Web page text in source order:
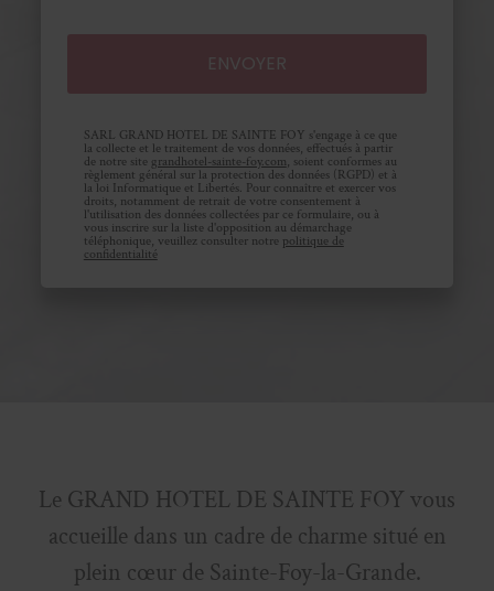
SARL GRAND HOTEL DE SAINTE FOY s'engage à ce que
la collecte et le traitement de vos données, effectués à partir
de notre site grandhotel-sainte-foy.com, soient conformes au
règlement général sur la protection des données (RGPD) et à
la loi Informatique et Libertés. Pour connaître et exercer vos
droits, notamment de retrait de votre consentement à
l'utilisation des données collectées par ce formulaire, ou à
vous inscrire sur la liste d'opposition au démarchage
téléphonique, veuillez consulter notre politique de
confidentialité
Le GRAND HOTEL DE SAINTE FOY vous
accueille dans un cadre de charme situé en
plein cœur de Sainte-Foy-la-Grande.